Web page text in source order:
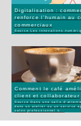
Digitalisation :
renforce l’humain au
commerciaux
d’activité, qu’en est-...
Comment le café
client et collaborateur
Source Dans une salle